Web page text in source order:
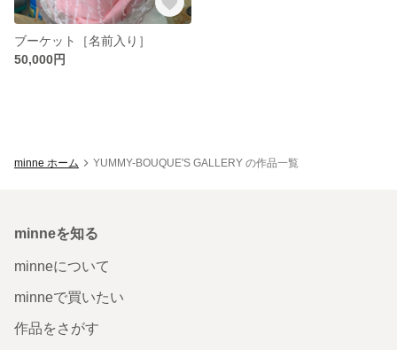
ブーケット［名前入り］
50,000円
minne ホーム YUMMY-BOUQUE'S GALLERY の作品一覧
minneを知る
minneについて
minneで買いたい
作品をさがす